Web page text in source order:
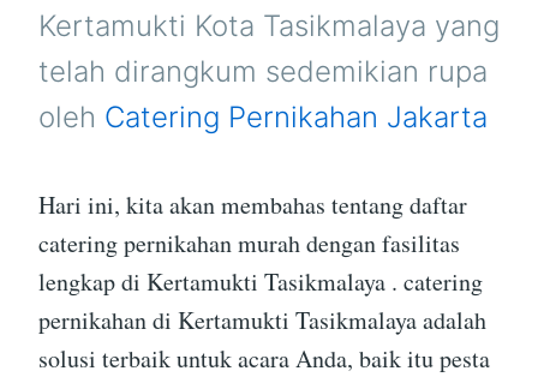
Kertamukti Kota Tasikmalaya yang
telah dirangkum sedemikian rupa
oleh Catering Pernikahan Jakarta
Hari ini, kita akan membahas tentang daftar
catering pernikahan murah dengan fasilitas
lengkap di Kertamukti Tasikmalaya . catering
pernikahan di Kertamukti Tasikmalaya adalah
solusi terbaik untuk acara Anda, baik itu pesta